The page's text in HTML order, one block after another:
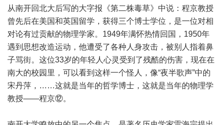
从南开回北大后写的大字报《第二株毒草》中说：程京教授
曾先后在美国和英国留学，获得三个博士学位，是一位对相
对论有过贡献的物理学家。1949年满怀热情回国，1950年
遇到思想改造运动，他遭受了各种人身攻击，被别人指着鼻
子骂街。这位33岁的年轻人心灵受到了残酷的伤害，现在在
南大的校园里，可以看到这样一个怪人，像“夜半歌声”中的
宋丹萍，……这就是当年的哲学博士，这就是当年的物理学
教授——程京⑫。